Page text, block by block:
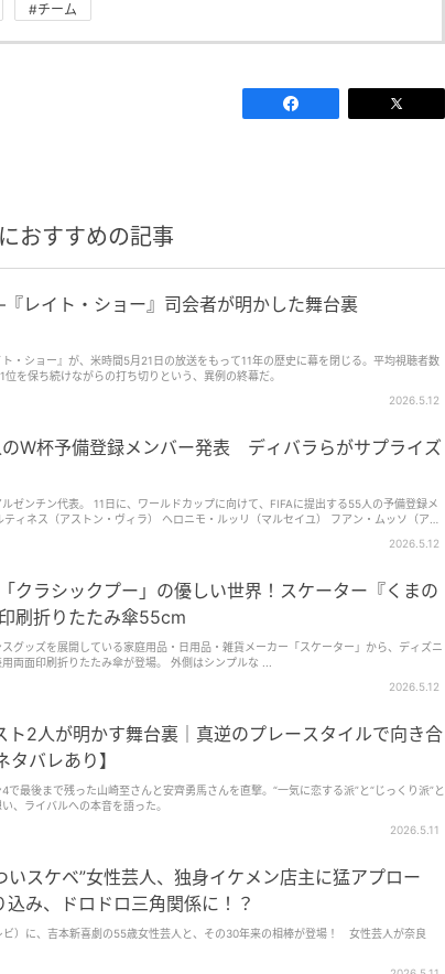
#チーム
おすすめの記事
レイト・ショー』司会者が明かした舞台裏
・ショー』が、米時間5月21日の放送をもって11年の歴史に幕を閉じる。平均視聴者数
を保ち続けながらの打ち切りという、異例の終幕だ。
2026.5.12
W杯予備登録メンバー発表 ディバラらがサプライズ
ゼンチン代表。 11日に、ワールドカップに向けて、FIFAに提出する55人の予備登録メ
ィネス（アストン・ヴィラ） ヘロニモ・ルッリ（マルセイユ） フアン・ムッソ（アト
ティン・ギアイ（パルメイラス） ゴンサロ・モンティエル（リーベル・プレート） ナ
・クアルタ（リーベル・プレート） マルコス・セネシ（ボーンマス） リサンドロ・マル
） ニコラス・オタメンディ（ベンフィカ） ヘルマン・ペッセーラ（リーベル・プレー
） クリスティアン・ロメロ（トッテナム） ラウタロ・ディロッロ（ボカ・ジュニオル
ンド・メディーナ（マルセイユ） マルコス・アクーニャ（リーベル・プレート） ニコラ
・ロハス（ラシン・クラブ） マキシモ・ペローネ（コモ） レアンドロ・パレデス（ボ
ニバル・モレーノ（リーベル・プレート） ミルトン・デルガド（ボカ） アラン・バレラ
ナンデス（チェルシー） アレクシス・マカリステル（リヴァプール） ジョヴァニ・ロ
ティアゴ・アルマダ（アトレティコ・マドリー） トマス・アランダ（ボカ） ニコラス・
アレハンドロ・ガルナチョ（チェルシー） ジュリアーノ・シメオネ（アトレティコ・マ
クラウディオ・エチェベリ（ジローナ） ジャンルカ・プレスティアーニ（ベンフィカ）
コ・マドリー） マテオ・ペレグリーノ（パルマ） 『TyC Sports』は、パウロ・ディバラ
ス）、バレンティン・カステジャノス（ウェストハム）が外れたのはサプライズとして
などでも活躍したスター選手だが、代表では重用されておらず、2024年以降は招集され
会のグループステージでアルジェリア、オーストリア、ヨルダンと対戦する。 筆者：井
2026.5.12
クラシックプー」の優しい世界！スケーター『くまの
刷折りたたみ傘55cm
グッズを展開している家庭用品・日用品・雑貨メーカー「スケーター」から、ディズニ
両面印刷折りたたみ傘が登場。 外側はシンプルな ...
2026.5.12
ト2人が明かす舞台裏｜真逆のプレースタイルで向き合
タバレあり】
で最後まで残った山崎至さんと安齊勇馬さんを直撃。“一気に恋する派”と“じっくり派”と
、ライバルへの本音を語った。
2026.5.11
いスケベ”女性芸人、独身イケメン店主に猛アプロー
み、ドロドロ三角関係に！？
）に、吉本新喜劇の55歳女性芸人と、その30年来の相棒が登場！ 女性芸人が奈良